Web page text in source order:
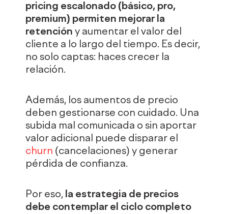
pricing escalonado (básico, pro,
premium) permiten mejorar la
retención y aumentar el valor del
cliente a lo largo del tiempo. Es decir,
no solo captas: haces crecer la
relación.
Además, los aumentos de precio
deben gestionarse con cuidado. Una
subida mal comunicada o sin aportar
valor adicional puede disparar el
churn (cancelaciones) y generar
pérdida de confianza.
Por eso, la estrategia de precios
debe contemplar el ciclo completo